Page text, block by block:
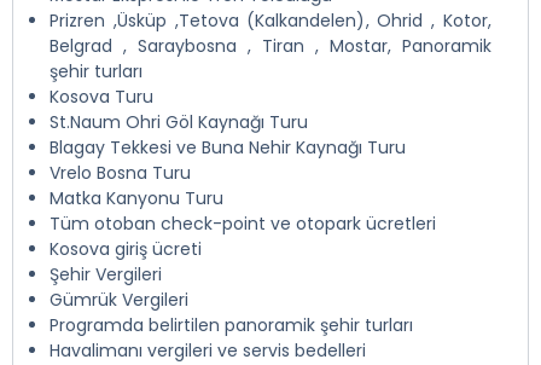
Prizren ,Üsküp ,Tetova (Kalkandelen), Ohrid , Kotor,
Belgrad , Saraybosna , Tiran , Mostar, Panoramik
şehir turları
Kosova Turu
St.Naum Ohri Göl Kaynağı Turu
Blagay Tekkesi ve Buna Nehir Kaynağı Turu
Vrelo Bosna Turu
Matka Kanyonu Turu
Tüm otoban check-point ve otopark ücretleri
Kosova giriş ücreti
Şehir Vergileri
Gümrük Vergileri
Programda belirtilen panoramik şehir turları
Havalimanı vergileri ve servis bedelleri